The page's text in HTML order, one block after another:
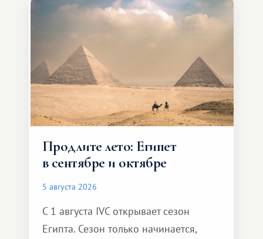
Продлите лето: Египет
в сентябре и октябре
5 августа 2026
С 1 августа IVC открывает сезон
Египта. Сезон только начинается,